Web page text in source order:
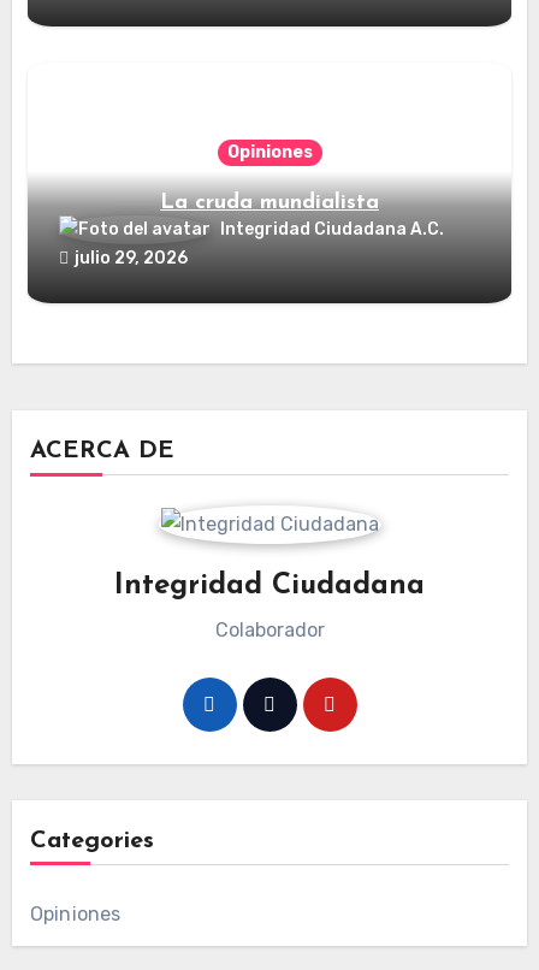
Opiniones
La cruda mundialista
Integridad Ciudadana A.C.
julio 29, 2026
ACERCA DE
Integridad Ciudadana
Colaborador
Categories
Opiniones